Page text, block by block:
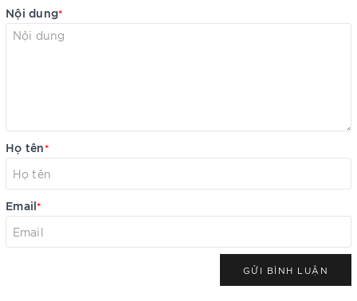
Nội dung*
Họ tên*
Email*
GỬI BÌNH LUẬN